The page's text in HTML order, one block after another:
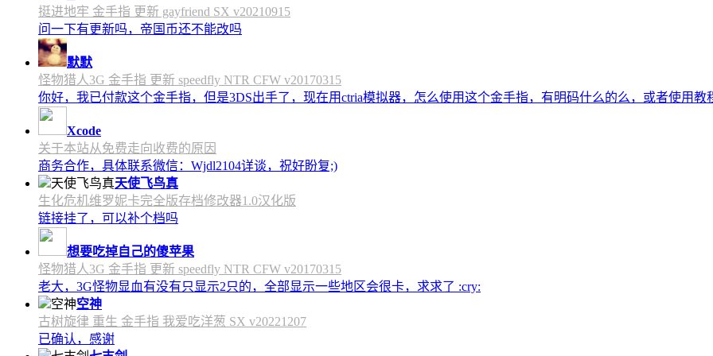
挺进地牢 金手指 更新 gayfriend SX v20210915
问一下有更新吗，帝国币还不能改吗
默默
怪物猎人3G 金手指 更新 speedfly NTR CFW v20170315
你好，我已付款这个金手指，但是3DS出手了，现在用ctria模拟器，怎么使用这个金手指，有明码什么的么，或者使用教
Xcode
关于本站从免费走向收费的原因
商务合作，具体联系微信：Wjdl2104详谈，祝好盼复;)
天使飞鸟真
生化危机维罗妮卡完全版存档修改器1.0汉化版
链接挂了，可以补个档吗
想要吃掉自己的傻苹果
怪物猎人3G 金手指 更新 speedfly NTR CFW v20170315
老大，3G怪物显血有没有只显示2只的，全部显示一些地区会很卡，求求了 :cry:
空神
古树旋律 重生 金手指 我爱吃洋葱 SX v20221207
已确认，感谢